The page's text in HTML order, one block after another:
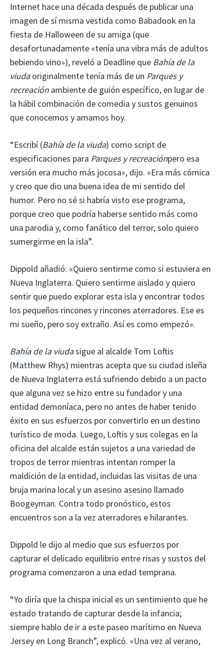
Internet hace una década después de publicar una
imagen de sí misma vestida como Babadook en la
fiesta de Halloween de su amiga (que
desafortunadamente «tenía una vibra más de adultos
bebiendo vino»), reveló a Deadline que Bahía de la
viudaoriginalmente tenía más de un Parques y
recreación ambiente de guión específico, en lugar de
la hábil combinación de comedia y sustos genuinos
que conocemos y amamos hoy.
“Escribí (Bahía de la viuda) como script de
especificaciones para Parques y recreaciónpero esa
versión era mucho más jocosa», dijo. «Era más cómica
y creo que dio una buena idea de mi sentido del
humor. Pero no sé si habría visto ese programa,
porque creo que podría haberse sentido más como
una parodia y, como fanático del terror, solo quiero
sumergirme en la isla”.
Dippold añadió: «Quiero sentirme como si estuviera en
Nueva Inglaterra. Quiero sentirme aislado y quiero
sentir que puedo explorar esta isla y encontrar todos
los pequeños rincones y rincones aterradores. Ese es
mi sueño, pero soy extraño. Así es como empezó».
Bahía de la viudasigue al alcalde Tom Loftis
(Matthew Rhys) mientras acepta que su ciudad isleña
de Nueva Inglaterra está sufriendo debido a un pacto
que alguna vez se hizo entre su fundador y una
entidad demoníaca, pero no antes de haber tenido
éxito en sus esfuerzos por convertirlo en un destino
turístico de moda. Luego, Loftis y sus colegas en la
oficina del alcalde están sujetos a una variedad de
tropos de terror mientras intentan romper la
maldición de la entidad, incluidas las visitas de una
bruja marina local y un asesino asesino llamado
Boogeyman. Contra todo pronóstico, estos
encuentros son a la vez aterradores e hilarantes.
Dippold le dijo al medio que sus esfuerzos por
capturar el delicado equilibrio entre risas y sustos del
programa comenzaron a una edad temprana.
“Yo diría que la chispa inicial es un sentimiento que he
estado tratando de capturar desde la infancia;
siempre hablo de ir a este paseo marítimo en Nueva
Jersey en Long Branch”, explicó. «Una vez al verano,